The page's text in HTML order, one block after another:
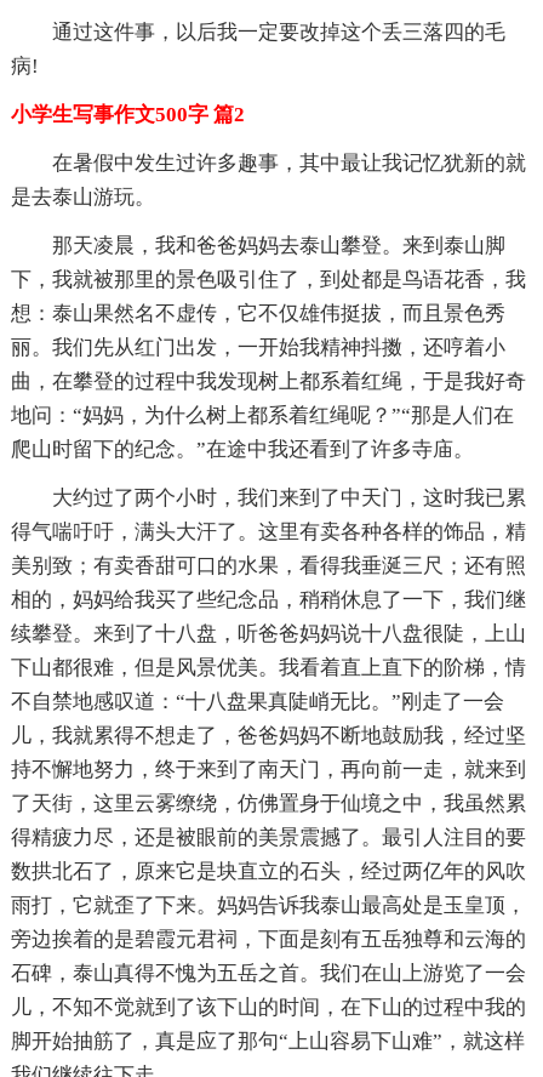
通过这件事，以后我一定要改掉这个丢三落四的毛
病!
小学生写事作文500字 篇2
在暑假中发生过许多趣事，其中最让我记忆犹新的就
是去泰山游玩。
那天凌晨，我和爸爸妈妈去泰山攀登。来到泰山脚
下，我就被那里的景色吸引住了，到处都是鸟语花香，我
想：泰山果然名不虚传，它不仅雄伟挺拔，而且景色秀
丽。我们先从红门出发，一开始我精神抖擞，还哼着小
曲，在攀登的过程中我发现树上都系着红绳，于是我好奇
地问：“妈妈，为什么树上都系着红绳呢？”“那是人们在
爬山时留下的纪念。”在途中我还看到了许多寺庙。
大约过了两个小时，我们来到了中天门，这时我已累
得气喘吁吁，满头大汗了。这里有卖各种各样的饰品，精
美别致；有卖香甜可口的水果，看得我垂涎三尺；还有照
相的，妈妈给我买了些纪念品，稍稍休息了一下，我们继
续攀登。来到了十八盘，听爸爸妈妈说十八盘很陡，上山
下山都很难，但是风景优美。我看着直上直下的阶梯，情
不自禁地感叹道：“十八盘果真陡峭无比。”刚走了一会
儿，我就累得不想走了，爸爸妈妈不断地鼓励我，经过坚
持不懈地努力，终于来到了南天门，再向前一走，就来到
了天街，这里云雾缭绕，仿佛置身于仙境之中，我虽然累
得精疲力尽，还是被眼前的美景震撼了。最引人注目的要
数拱北石了，原来它是块直立的石头，经过两亿年的风吹
雨打，它就歪了下来。妈妈告诉我泰山最高处是玉皇顶，
旁边挨着的是碧霞元君祠，下面是刻有五岳独尊和云海的
石碑，泰山真得不愧为五岳之首。我们在山上游览了一会
儿，不知不觉就到了该下山的时间，在下山的过程中我的
脚开始抽筋了，真是应了那句“上山容易下山难”，就这样